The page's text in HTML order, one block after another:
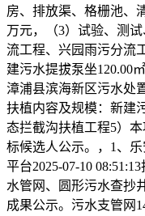
房、排放渠、格栅池、
万元，（3）试验、测
流工程、兴园雨污分流
建污水提拔泵坐120.00
漳浦县滨海新区污水处
扶植内容及规模：新建
态拦截沟扶植工程5）
标候选人公示。，1、
平台2025-07-10
水管网、圆形污水查抄
成果公示。污水支管网